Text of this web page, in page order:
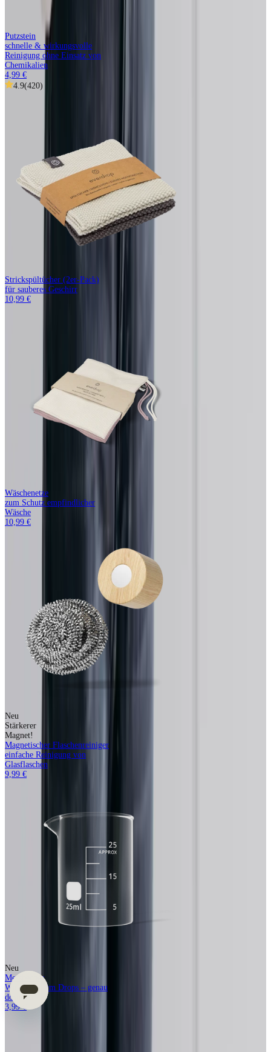
Putzstein
schnelle & wirkungsvolle
Reinigung ohne Einsatz von
Chemikalien
4,99 €
4.9(420)
Strickspültücher (2er-Pack)
für sauberes Geschirr
10,99 €
Wäschenetze
zum Schutz empfindlicher
Wäsche
10,99 €
Neu
Stärkerer
Magnet!
Magnetischer Flaschenreiniger
einfache Reinigung von
Glasflaschen
9,99 €
Neu
Messbecher
Wäscheparfüm Drops – genau
dosieren!
3,99 €